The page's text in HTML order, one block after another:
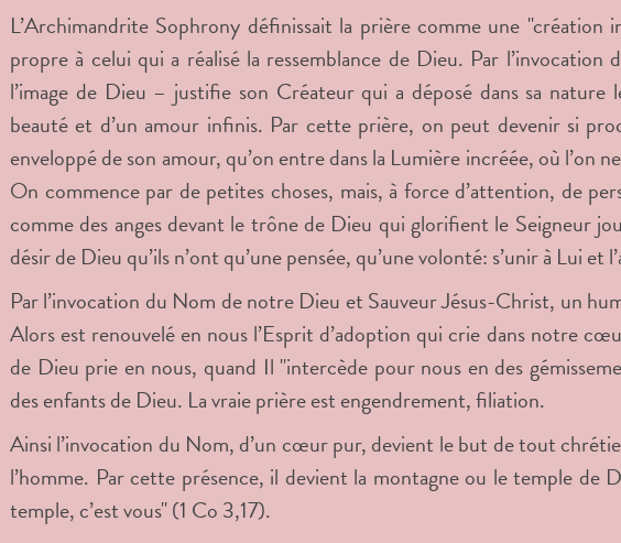
L’Archimandrite Sophrony définissait la prière comme une
propre à celui qui a réalisé la ressemblance de Dieu. Par
l’image de Dieu – justifie son Créateur qui a déposé dans sa nature
beauté et d’un amour infinis. Par cette prière, on peut devenir si
enveloppé de son amour, qu’on entre dans la Lumière incréée, où l’on
On commence par de petites choses, mais, à force d’attention, de
comme des anges devant le trône de Dieu qui glorifient le Seigneur
désir de Dieu qu’ils n’ont qu’une pensée, qu’une volonté: s’unir à Lui
Par l’invocation du Nom de notre Dieu et Sauveur Jésus-Christ, un
Alors est renouvelé en nous l’Esprit d’adoption qui crie dans notre
de Dieu prie en nous, quand Il "intercède pour nous en des
des enfants de Dieu. La vraie prière est engendrement, filiation.
Ainsi l’invocation du Nom, d’un cœur pur, devient le but de tout
l’homme. Par cette présence, il devient la montagne ou le temple
temple, c’est vous" (1 Co 3,17).